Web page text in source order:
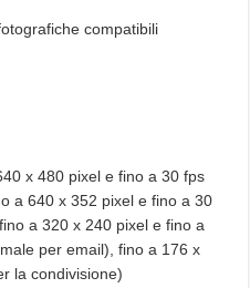
compatibili
x 480 pixel e fino a 30 fps
a 640 x 352 pixel e fino a 30
a 320 x 240 pixel e fino a
per email), fino a 176 x
la condivisione)